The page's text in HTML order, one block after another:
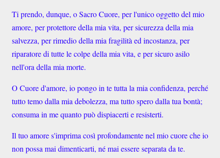
Ti prendo, dunque, o Sacro Cuore, per l'unico oggetto del mio
amore, per protettore della mia vita, per sicurezza della mia
salvezza, per rimedio della mia fragilità ed incostanza, per
riparatore di tutte le colpe della mia vita, e per sicuro asilo
nell'ora della mia morte.
O Cuore d'amore, io pongo in te tutta la mia confidenza, perché
tutto temo dalla mia debolezza, ma tutto spero dalla tua bontà;
consuma in me quanto può dispiacerti e resisterti.
Il tuo amore s'imprima così profondamente nel mio cuore che io
non possa mai dimenticarti, né mai essere separata da te.